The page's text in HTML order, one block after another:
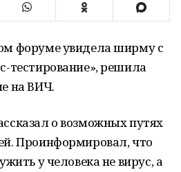
форуме увидела ширму с
тестирование», решила
на ВИЧ.
о возможных путях
Проинформировал, что
у человека не вирус, а